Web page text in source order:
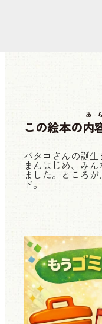
この絵本の内
あ
バタコさんの誕
まんはじめ、み
ました。ところ
ド。